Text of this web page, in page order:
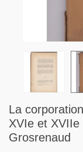
La
XVIe et XVIIe
Grosrenaud